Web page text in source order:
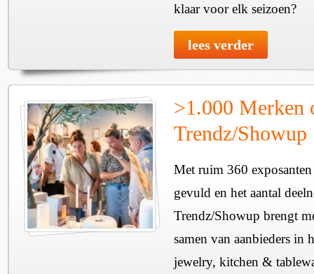
klaar voor elk seizoen?
lees verder
>1.000 Merken
Trendz/Showup
Met ruim 360
gevuld en het aantal
Trendz/Showup brengt
samen van aanbieders in
jewelry, kitchen &